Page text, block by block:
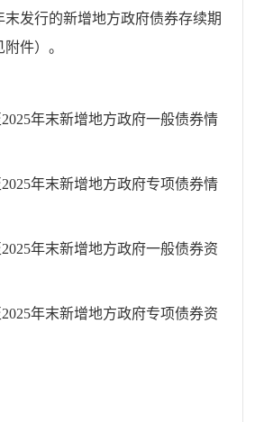
末发行的新增地方政府债券存续期
件）。
年末新增地方政府一般债券情
年末新增地方政府专项债券情
年末新增地方政府一般债券资
年末新增地方政府专项债券资